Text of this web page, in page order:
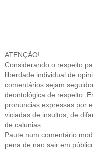
ATENÇÃO!
Considerando o respeito
liberdade individual de
comentários sejam
deontológica de respeito.
pronuncias expressas por
viciadas de insultos, de
de calunias.
Paute num comentário
pena de nao sair em